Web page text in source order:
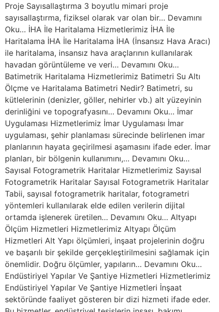
Proje Sayısallaştırma 3 boyutlu mimari proje
sayısallaştırma, fiziksel olarak var olan bir… Devamını
Oku… İHA İle Haritalama Hizmetlerimiz İHA İle
Haritalama İHA İle Haritalama İHA (İnsansız Hava Aracı)
ile haritalama, insansız hava araçlarının kullanılarak
havadan görüntüleme ve veri… Devamını Oku…
Batimetrik Haritalama Hizmetlerimiz Batimetri Su Altı
Ölçme ve Haritalama Batimetri Nedir? Batimetri, su
kütlelerinin (denizler, göller, nehirler vb.) alt yüzeyinin
derinliğini ve topografyasını… Devamını Oku… İmar
Uygulaması Hizmetlerimiz İmar Uygulaması İmar
uygulaması, şehir planlaması sürecinde belirlenen imar
planlarının hayata geçirilmesi aşamasını ifade eder. İmar
planları, bir bölgenin kullanımını,… Devamını Oku…
Sayısal Fotogrametrik Haritalar Hizmetlerimiz Sayısal
Fotogrametrik Haritalar Sayısal Fotogrametrik Haritalar
Tabii, sayısal fotogrametrik haritalar, fotogrametri
yöntemleri kullanılarak elde edilen verilerin dijital
ortamda işlenerek üretilen… Devamını Oku… Altyapı
Ölçüm Hizmetleri Hizmetlerimiz Altyapı Ölçüm
Hizmetleri Alt Yapı ölçümleri, inşaat projelerinin doğru
ve başarılı bir şekilde gerçekleştirilmesini sağlamak için
önemlidir. Doğru ölçümler, yapıların… Devamını Oku…
Endüstiriyel Yapılar Ve Şantiye Hizmetleri Hizmetlerimiz
Endüstiriyel Yapılar Ve Şantiye Hizmetleri İnşaat
sektöründe faaliyet gösteren bir dizi hizmeti ifade eder.